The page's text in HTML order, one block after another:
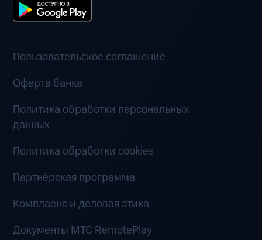
Пользовательское соглашение
Оферта банка
Политика обработки персональных
данных
Политика обработки cookies
Партнёрская программа
Комплаенс и деловая этика
Документы MTC RemotePlay